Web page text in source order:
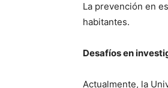
La prevención en
habitantes.
Desafíos en
Actualmente, la